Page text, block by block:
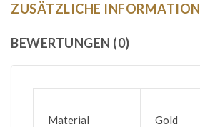
ZUSÄTZLICHE INFORMATION
BEWERTUNGEN (0)
Material Gold